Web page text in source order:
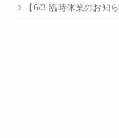
【6/3 臨時休業のお知ら